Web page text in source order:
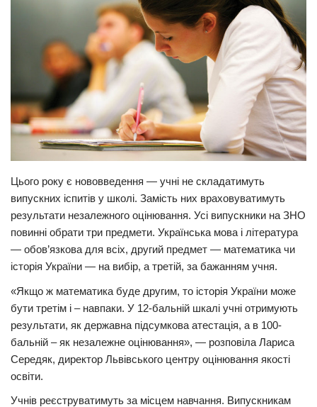
Політика
Цікаво
Наука
Технології
Історії
Рецепти
Здоров’я
Події
Кримінал
Курйози
Суспільство
Культура
Цього року є нововведення — учні не складатимуть
випускних іспитів у школі. Замість них враховуватимуть
результати незалежного оцінювання. Усі випускники на ЗНО
повинні обрати три предмети. Українська мова і література
— обов’язкова для всіх, другий предмет — математика чи
історія України — на вибір, а третій, за бажанням учня.
«Якщо ж математика буде другим, то історія України може
бути третім і – навпаки. У 12-бальній шкалі учні отримують
результати, як державна підсумкова атестація, а в 100-
бальній – як незалежне оцінювання», — розповіла Лариса
Середяк, директор Львівського центру оцінювання якості
освіти.
Учнів реєструватимуть за місцем навчання. Випускникам